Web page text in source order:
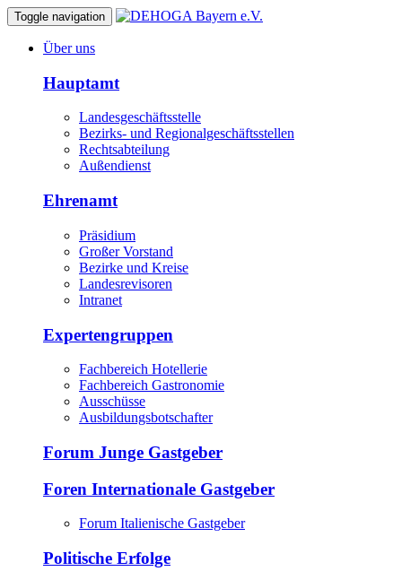
Toggle navigation
Über uns
Hauptamt
Landesgeschäftsstelle
Bezirks- und Regionalgeschäftsstellen
Rechtsabteilung
Außendienst
Ehrenamt
Präsidium
Großer Vorstand
Bezirke und Kreise
Landesrevisoren
Intranet
Expertengruppen
Fachbereich Hotellerie
Fachbereich Gastronomie
Ausschüsse
Ausbildungsbotschafter
Forum Junge Gastgeber
Foren Internationale Gastgeber
Forum Italienische Gastgeber
Politische Erfolge